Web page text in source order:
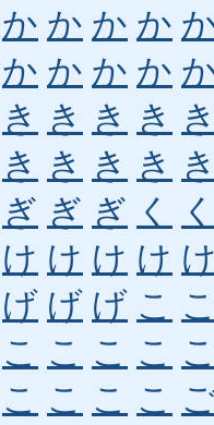
か か か か
か か か か
き き き き
き き き き
ぎ ぎ ぎ く
け け け け
げ げ げ こ
こ こ こ こ
こ こ こ こ